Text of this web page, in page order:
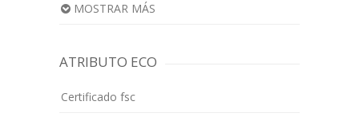
MOSTRAR MÁS
ATRIBUTO ECO
Certificado fsc